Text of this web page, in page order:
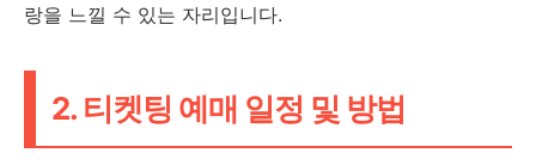
랑을 느낄 수 있는 자리입니다.
2. 티켓팅 예매 일정 및 방법